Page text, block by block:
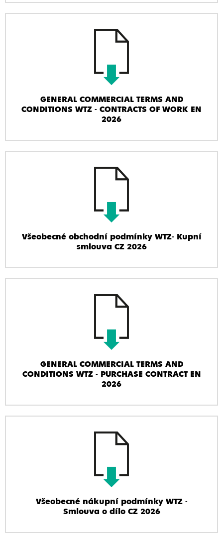
GENERAL COMMERCIAL TERMS AND
CONDITIONS WTZ - CONTRACTS OF WORK EN
2026
Všeobecné obchodní podmínky WTZ- Kupní
smlouva CZ 2026
GENERAL COMMERCIAL TERMS AND
CONDITIONS WTZ - PURCHASE CONTRACT EN
2026
Všeobecné nákupní podmínky WTZ -
Smlouva o dílo CZ 2026